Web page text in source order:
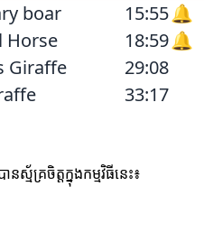
boar 15:55🔔
Horse 18:59🔔
Giraffe
29:08
33:17
រចិត្តក្នុងកម្មវិធីនេះ៖